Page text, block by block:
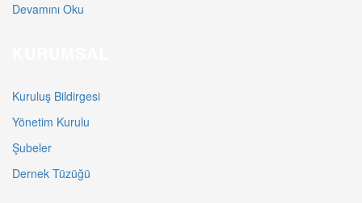
Devamını Oku
Kuruluş Bildirgesi
Yönetim Kurulu
Şubeler
Dernek Tüzüğü